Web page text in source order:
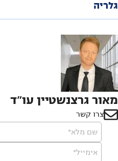
גלריה
מאור גרצנשטיין עו"ד
צרו קשר
שם מלא*
אימייל*